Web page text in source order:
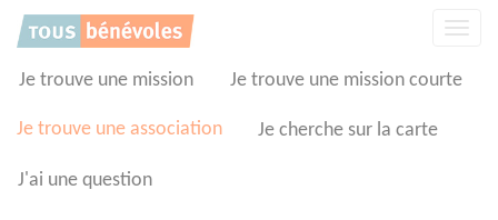
Je trouve une mission Je trouve une mission courte
Je trouve une association Je cherche sur la carte
J'ai une question
Panneau de gestion des cookies